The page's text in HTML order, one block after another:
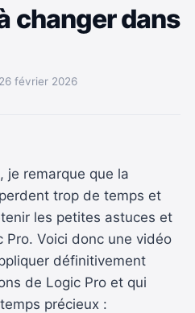
changer dans
février 2026
, je remarque que la
trop de temps et
les petites astuces et
Pro. Voici donc une vidéo
définitivement
de Logic Pro et qui
précieux :